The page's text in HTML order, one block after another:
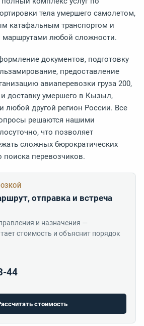
тела умершего самолетом,
катафальным транспортом и
любой сложности.
документов, подготовку
предоставление
авиаперевозки груза 200,
и доставку умершего в Кызыл,
любой другой регион России. Все
решаются нашими
что позволяет
сложных бюрократических
поиска перевозчиков.
отправка и встреча
и назначения —
стоимость и объяснит порядок
44
стоимость